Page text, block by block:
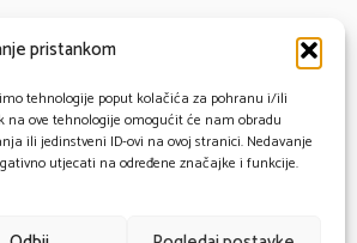
pristankom
tehnologije poput kolačića za pohranu i/ili
ove tehnologije omogućit će nam obradu
ili jedinstveni ID-ovi na ovoj stranici. Nedavanje
utjecati na određene značajke i funkcije.
star.hr